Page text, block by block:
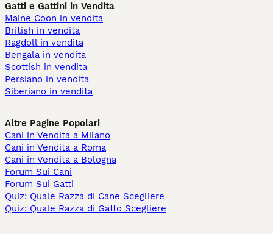
Gatti e Gattini in Vendita
Maine Coon in vendita
British in vendita
Ragdoll in vendita
Bengala in vendita
Scottish in vendita
Persiano in vendita
Siberiano in vendita
Altre Pagine Popolari
Cani in Vendita a Milano
Cani in Vendita a Roma
Cani in Vendita a Bologna
Forum Sui Cani
Forum Sui Gatti
Quiz: Quale Razza di Cane Scegliere
Quiz: Quale Razza di Gatto Scegliere